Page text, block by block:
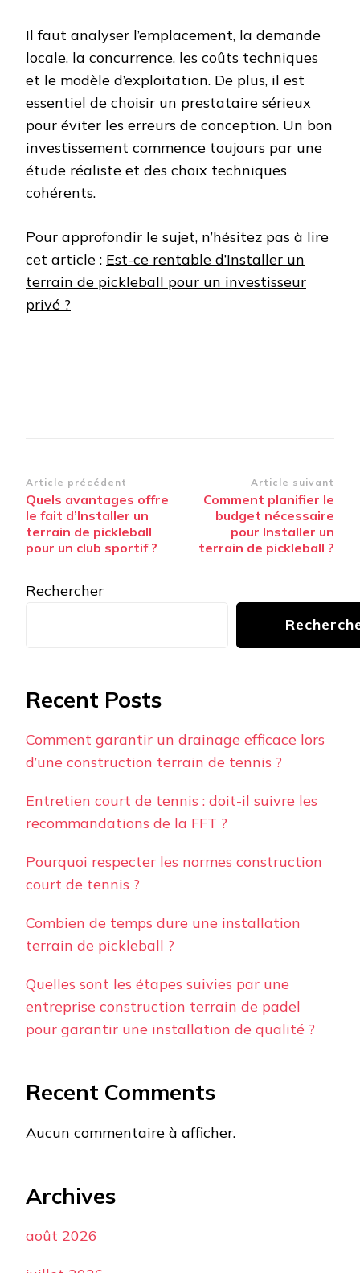
Il faut analyser l’emplacement, la demande
locale, la concurrence, les coûts techniques
et le modèle d’exploitation. De plus, il est
essentiel de choisir un prestataire sérieux
pour éviter les erreurs de conception. Un bon
investissement commence toujours par une
étude réaliste et des choix techniques
cohérents.
Pour approfondir le sujet, n’hésitez pas à lire
cet article : Est-ce rentable d’Installer un
terrain de pickleball pour un investisseur
privé ?
Navigation
d’article
Article précédent
Quels avantages offre
le fait d’Installer un
terrain de pickleball
pour un club sportif ?
Article suivant
Comment planifier le
budget nécessaire
pour Installer un
terrain de pickleball ?
Rechercher
Recent Posts
Comment garantir un drainage efficace lors
d’une construction terrain de tennis ?
Entretien court de tennis : doit-il suivre les
recommandations de la FFT ?
Pourquoi respecter les normes construction
court de tennis ?
Combien de temps dure une installation
terrain de pickleball ?
Quelles sont les étapes suivies par une
entreprise construction terrain de padel
pour garantir une installation de qualité ?
Recent Comments
Aucun commentaire à afficher.
Archives
août 2026